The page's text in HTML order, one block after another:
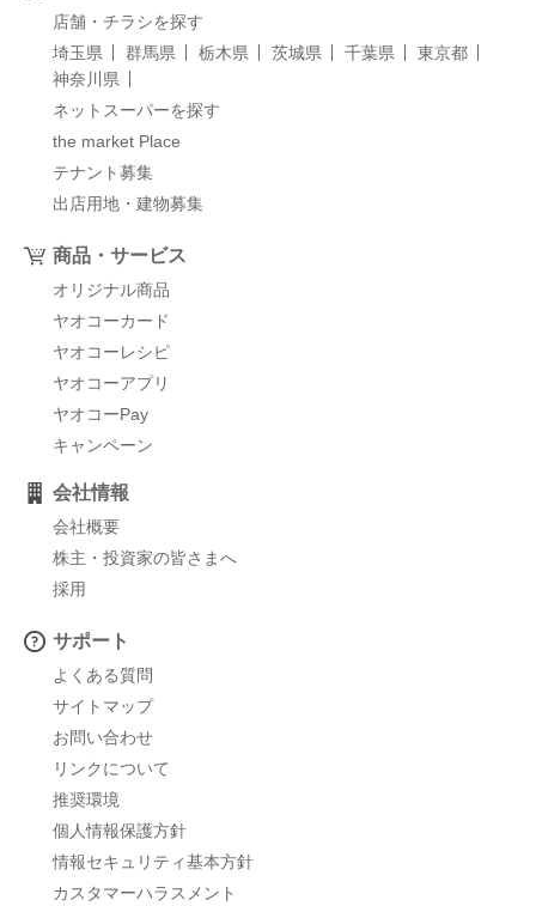
店舗・チラシを探す
埼玉県
群馬県 栃木県 茨城県 千葉県
東京都
神奈川県
ネットスーパーを探す
the market Place
テナント募集
出店用地・建物募集
商品・サービス
オリジナル商品
ヤオコーカード
ヤオコーレシピ
ヤオコーアプリ
ヤオコーPay
キャンペーン
会社情報
会社概要
株主・投資家の皆さまへ
採用
サポート
よくある質問
サイトマップ
お問い合わせ
リンクについて
推奨環境
個人情報保護方針
情報セキュリティ基本方針
カスタマーハラスメント